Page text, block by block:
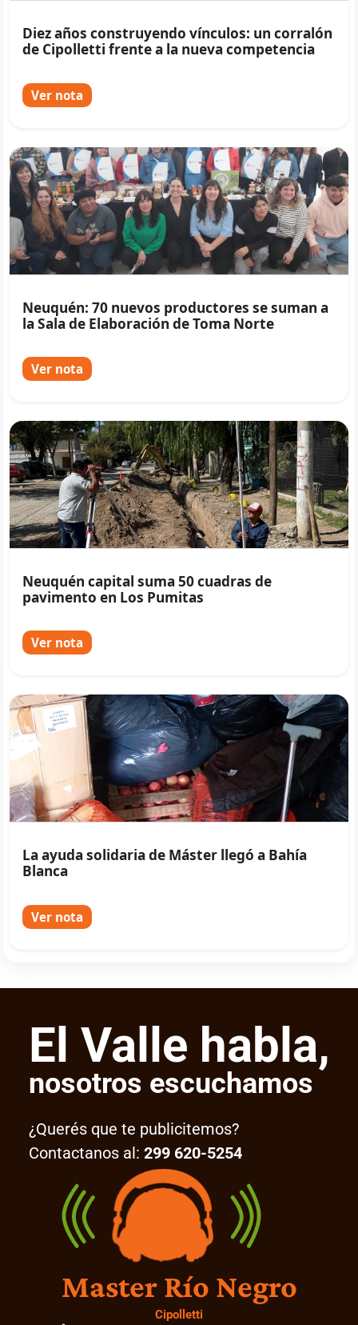
Diez años construyendo vínculos: un corralón
de Cipolletti frente a la nueva competencia
Ver nota
Neuquén: 70 nuevos productores se suman a
la Sala de Elaboración de Toma Norte
Ver nota
Neuquén capital suma 50 cuadras de
pavimento en Los Pumitas
Ver nota
La ayuda solidaria de Máster llegó a Bahía
Blanca
Ver nota
El Valle habla,
nosotros escuchamos
¿Querés que te publicitemos?
Contactanos al: 299 620-5254
Master Río Negro
Cipolletti